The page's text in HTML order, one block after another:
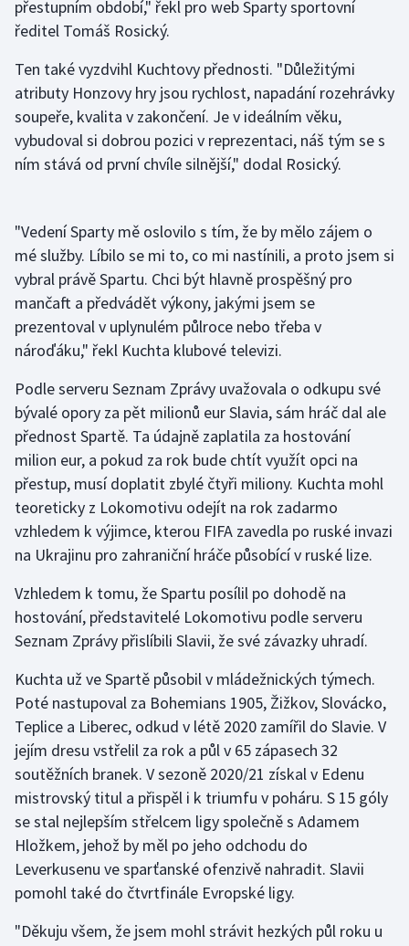
Lyže a snowboard
Moderní pětiboj
Motorsport
Olympijské hry
Plavání
Plážový volejbal
Ragby
Rychlostní kanoistika
Short track
Sportovní střelba
Stolní tenis
Triatlon
Veslování
Vodní slalom
Volejbal
Ostatní
přestupním období," řekl pro web Sparty sportovní
ředitel Tomáš Rosický.
Ten také vyzdvihl Kuchtovy přednosti. "Důležitými
atributy Honzovy hry jsou rychlost, napadání rozehrávky
soupeře, kvalita v zakončení. Je v ideálním věku,
vybudoval si dobrou pozici v reprezentaci, náš tým se s
ním stává od první chvíle silnější," dodal Rosický.
"Vedení Sparty mě oslovilo s tím, že by mělo zájem o
mé služby. Líbilo se mi to, co mi nastínili, a proto jsem si
vybral právě Spartu. Chci být hlavně prospěšný pro
mančaft a předvádět výkony, jakými jsem se
prezentoval v uplynulém půlroce nebo třeba v
nároďáku," řekl Kuchta klubové televizi.
Podle serveru Seznam Zprávy uvažovala o odkupu své
bývalé opory za pět milionů eur Slavia, sám hráč dal ale
přednost Spartě. Ta údajně zaplatila za hostování
milion eur, a pokud za rok bude chtít využít opci na
přestup, musí doplatit zbylé čtyři miliony. Kuchta mohl
teoreticky z Lokomotivu odejít na rok zadarmo
vzhledem k výjimce, kterou FIFA zavedla po ruské invazi
na Ukrajinu pro zahraniční hráče působící v ruské lize.
Vzhledem k tomu, že Spartu posílil po dohodě na
hostování, představitelé Lokomotivu podle serveru
Seznam Zprávy přislíbili Slavii, že své závazky uhradí.
Kuchta už ve Spartě působil v mládežnických týmech.
Poté nastupoval za Bohemians 1905, Žižkov, Slovácko,
Teplice a Liberec, odkud v létě 2020 zamířil do Slavie. V
jejím dresu vstřelil za rok a půl v 65 zápasech 32
soutěžních branek. V sezoně 2020/21 získal v Edenu
mistrovský titul a přispěl i k triumfu v poháru. S 15 góly
se stal nejlepším střelcem ligy společně s Adamem
Hložkem, jehož by měl po jeho odchodu do
Leverkusenu ve sparťanské ofenzivě nahradit. Slavii
pomohl také do čtvrtfinále Evropské ligy.
"Děkuju všem, že jsem mohl strávit hezkých půl roku u